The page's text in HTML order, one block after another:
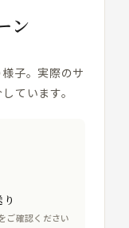
ン
子。実際のサ
ています。
ご確認ください